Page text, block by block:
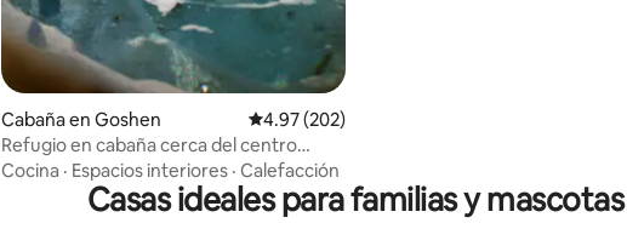
Cabaña en Goshen Calificación promedio: 4.97 de 5; 202
4.97 (202)
Refugio en cabaña cerca del centro
artístico de Goshen, limpio y tranquilo
Cocina · Espacios interiores · Calefacción
Casas ideales para familias y mascotas